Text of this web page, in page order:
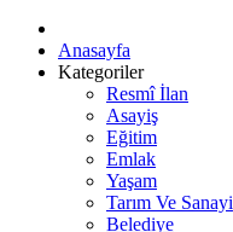
Anasayfa
Kategoriler
Resmî İlan
Asayiş
Eğitim
Emlak
Yaşam
Tarım Ve Sanayi
Belediye